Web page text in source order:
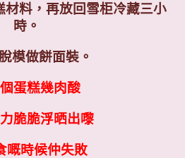
材料，再放回雪柜冷藏三小
時。
模做餅面裝。
蛋糕幾肉酸
脆脆浮晒出嚟
嘅時候仲失敗